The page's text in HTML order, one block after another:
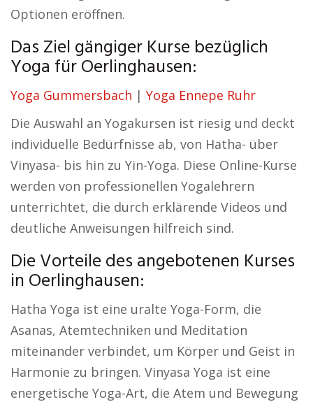
Optionen eröffnen.
Das Ziel gängiger Kurse bezüglich
Yoga für Oerlinghausen:
Yoga Gummersbach | Yoga Ennepe Ruhr
Die Auswahl an Yogakursen ist riesig und deckt
individuelle Bedürfnisse ab, von Hatha- über
Vinyasa- bis hin zu Yin-Yoga. Diese Online-Kurse
werden von professionellen Yogalehrern
unterrichtet, die durch erklärende Videos und
deutliche Anweisungen hilfreich sind.
Die Vorteile des angebotenen Kurses
in Oerlinghausen:
Hatha Yoga ist eine uralte Yoga-Form, die
Asanas, Atemtechniken und Meditation
miteinander verbindet, um Körper und Geist in
Harmonie zu bringen. Vinyasa Yoga ist eine
energetische Yoga-Art, die Atem und Bewegung